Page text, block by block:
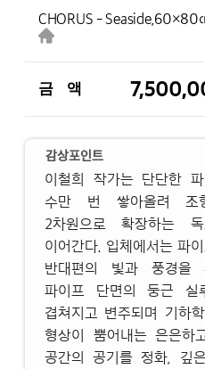
CHORUS - Seaside, 60×80
금 액
감상포인트
이철희 작가는 단단한
수만 번 쌓아올려 조
2차원으로 확장하는
이어간다. 입체에서는 파
반대편의 빛과 풍경을
파이프 단면의 둥근 실
겹쳐지고 변주되며 기하
형상이 뿜어내는 은은하
공간의 공기를 정화, 깊